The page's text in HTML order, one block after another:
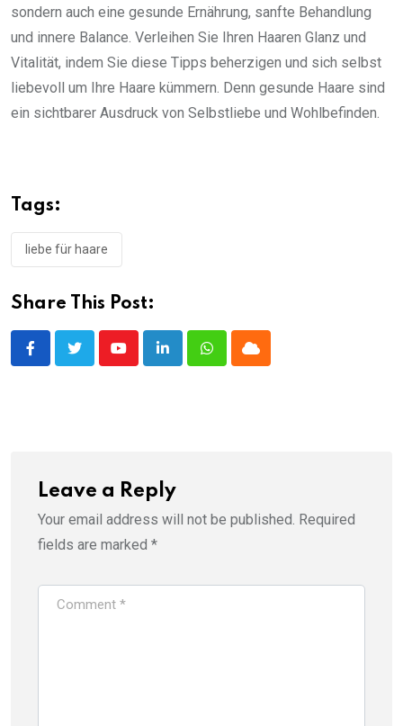
sondern auch eine gesunde Ernährung, sanfte Behandlung
und innere Balance. Verleihen Sie Ihren Haaren Glanz und
Vitalität, indem Sie diese Tipps beherzigen und sich selbst
liebevoll um Ihre Haare kümmern. Denn gesunde Haare sind
ein sichtbarer Ausdruck von Selbstliebe und Wohlbefinden.
Tags:
liebe für haare
Share This Post:
YoutubeLinkedInWhatsappCloud
Leave a Reply
Your email address will not be published. Required
fields are marked *